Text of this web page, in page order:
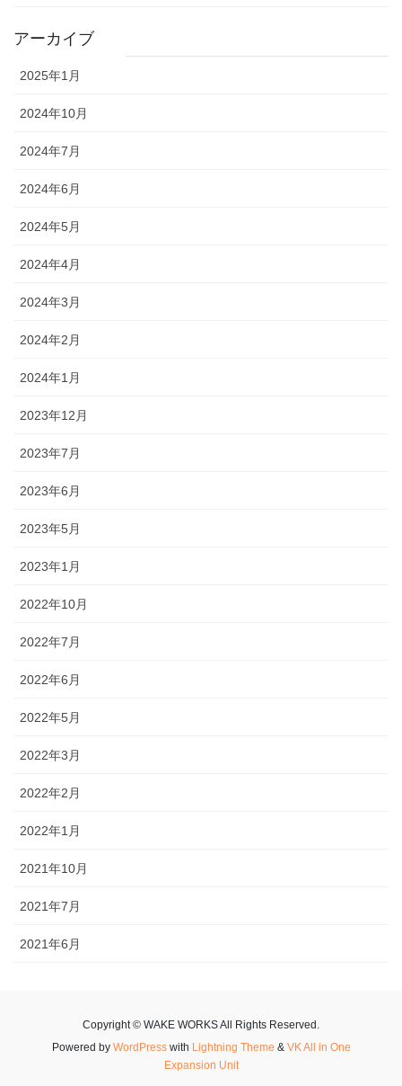
アーカイブ
2025年1月
2024年10月
2024年7月
2024年6月
2024年5月
2024年4月
2024年3月
2024年2月
2024年1月
2023年12月
2023年7月
2023年6月
2023年5月
2023年1月
2022年10月
2022年7月
2022年6月
2022年5月
2022年3月
2022年2月
2022年1月
2021年10月
2021年7月
2021年6月
Copyright © WAKE WORKS All Rights Reserved.
Powered by WordPresswith Lightning Theme & VK All in One
Expansion Unit